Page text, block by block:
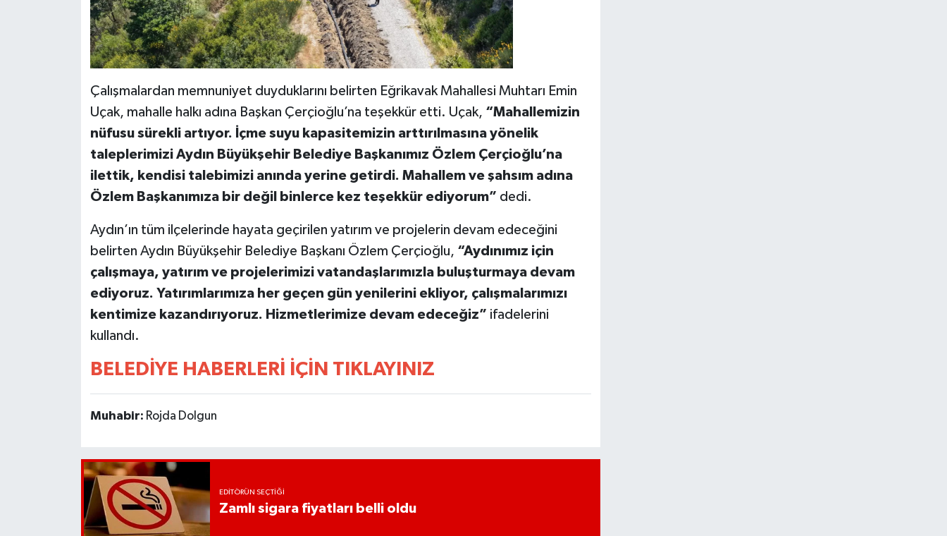
Çalışmalardan memnuniyet duyduklarını belirten Eğrikavak Mahallesi Muhtarı Emin
Uçak, mahalle halkı adına Başkan Çerçioğlu’na teşekkür etti. Uçak, “Mahallemizin
nüfusu sürekli artıyor. İçme suyu kapasitemizin arttırılmasına yönelik
taleplerimizi Aydın Büyükşehir Belediye Başkanımız Özlem Çerçioğlu’na
ilettik, kendisi talebimizi anında yerine getirdi. Mahallem ve şahsım adına
Özlem Başkanımıza bir değil binlerce kez teşekkür ediyorum” dedi.
Aydın’ın tüm ilçelerinde hayata geçirilen yatırım ve projelerin devam edeceğini
belirten Aydın Büyükşehir Belediye Başkanı Özlem Çerçioğlu, “Aydınımız için
çalışmaya, yatırım ve projelerimizi vatandaşlarımızla buluşturmaya devam
ediyoruz. Yatırımlarımıza her geçen gün yenilerini ekliyor, çalışmalarımızı
kentimize kazandırıyoruz. Hizmetlerimize devam edeceğiz” ifadelerini
kullandı.
BELEDİYE HABERLERİ İÇİN TIKLAYINIZ
Muhabir: Rojda Dolgun
EDITÖRÜN SEÇTIĞI
Zamlı sigara fiyatları belli oldu
KÜTAHYA